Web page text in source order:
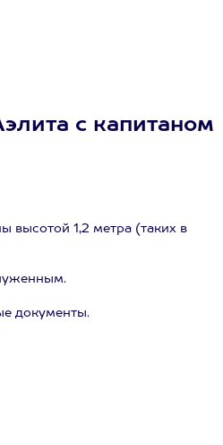
с капитаном
высотой 1,2 метра (таких в
документы.